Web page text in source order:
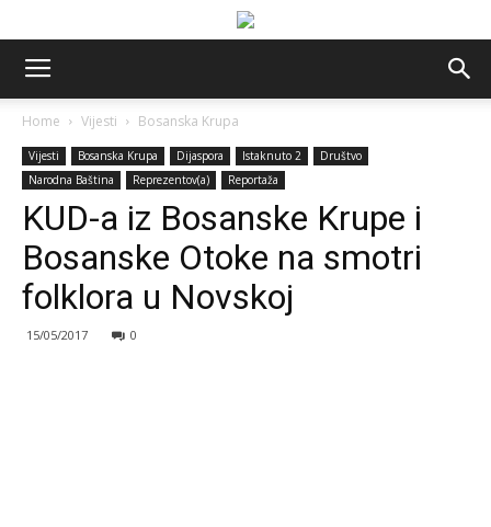
Home Vijesti Bosanska Krupa
Vijesti Bosanska Krupa Dijaspora Istaknuto 2
Društvo
Narodna Baština
Reprezentov(a) Reportaža
KUD-a iz Bosanske Krupe i
Bosanske Otoke na smotri
folklora u Novskoj
15/05/2017 0